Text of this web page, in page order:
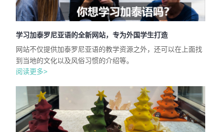
学习加泰罗尼亚语的全新网站，专为外国学生打造
网站不仅提供加泰罗尼亚语的教学资源之外，还可以在上面找
到当地的文化以及风俗习惯的介绍等。
阅读更多>